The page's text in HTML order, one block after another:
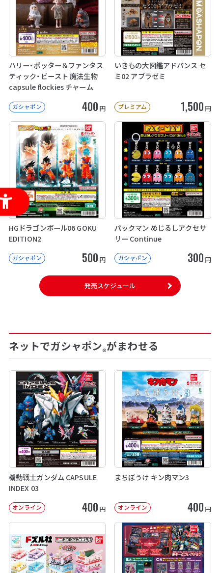
ハリー・ポッター＆ファンタス
ティック・ビースト 魔法生物
capsule flockies チャーム
ガシャポン 400 円
いきもの大図鑑アドバンス セ
ミ02 アブラゼミ
プレミアム 1,500 円
HGドラゴンボール06 GOKU
EDITION2
ガシャポン 500 円
パックマン めじるしアクセサ
リー Continue
ガシャポン 300 円
発売スケジュール
ネットでガシャポン®がまわせる
機動戦士ガンダム CAPSULE
INDEX 03
オンライン 400 円
まちぼうけ キン肉マン3
オンライン 400 円